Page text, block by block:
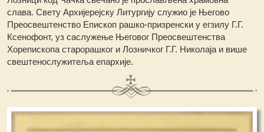
слава. Свету Архијерејску Литургију служио је Његово
Преосвештенство Епископ рашко-призренски у егзилу Г.Г.
Ксенофонт, уз саслужење Његовог Преосвештенства
Хорепископа старорашког и Лозничког Г.Г. Николаја и више
свештенослужитеља епархије.